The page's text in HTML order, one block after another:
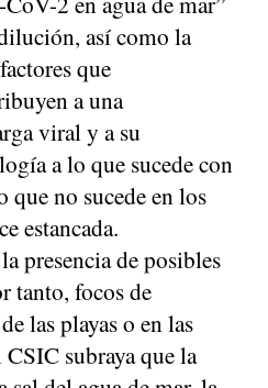
así como la
que
a una
viral y a su
a lo que sucede con
no sucede en los
estancada.
presencia de posibles
tanto, focos de
las playas o en las
subraya que la